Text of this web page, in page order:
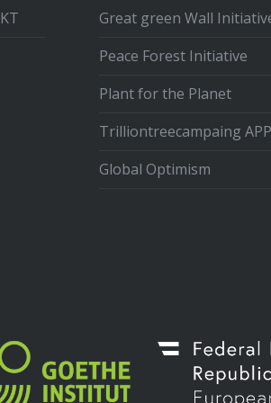
Great green Wall
Peace Forest Initiative
Plant for the Planet
Trilliontreecampaing APP
Global Optimism